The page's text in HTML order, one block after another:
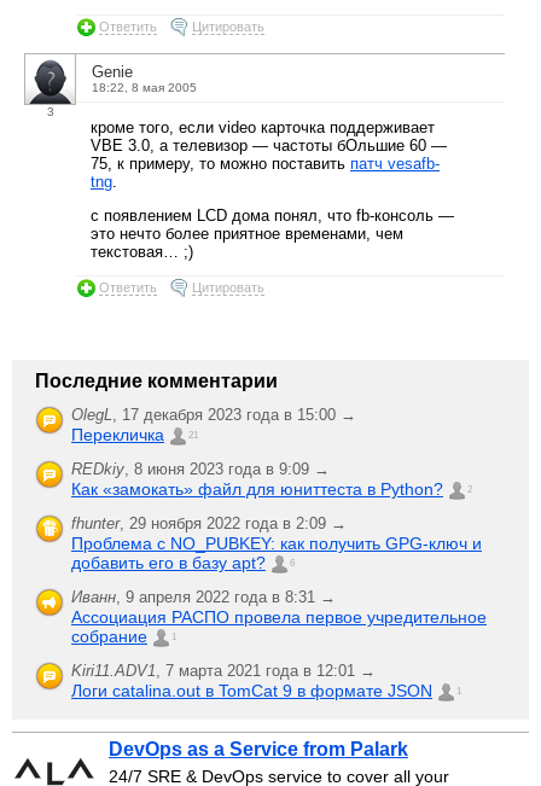
Ответить Цитировать
3
Genie
18:22, 8 мая 2005
кроме того, если video карточка поддерживает
VBE 3.0, а телевизор — частоты бОльшие 60 —
75, к примеру, то можно поставить патч vesafb-
tng
с появлением LCD дома понял, что fb-консоль —
это нечто более приятное временами, чем
текстовая… ;)
Ответить Цитировать
Последние комментарии
OlegL, 17 декабря 2023 года в 15:00 →
Перекличка 21
REDkiy, 8 июня 2023 года в 9:09 →
Как «замокать» файл для юниттеста в Python? 2
fhunter, 29 ноября 2022 года в 2:09 →
Проблема с NO_PUBKEY: как получить GPG-ключ и
добавить его в базу apt?
6
Иванн, 9 апреля 2022 года в 8:31 →
Ассоциация РАСПО провела первое учредительное
собрание
1
Kiri11.ADV1, 7 марта 2021 года в 12:01 →
Логи catalina.out в TomCat 9 в формате JSON 1
DevOps as a Service from Palark
24/7 SRE & DevOps service to cover all your